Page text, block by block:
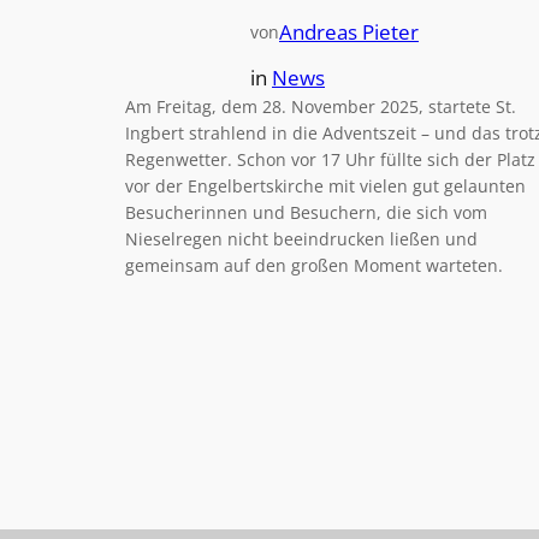
vonAndreas Pieter
in News
Am Freitag, dem 28. November 2025, startete St.
Ingbert strahlend in die Adventszeit – und das
Regenwetter. Schon vor 17 Uhr füllte sich der Platz
vor der Engelbertskirche mit vielen gut gelaunten
Besucherinnen und Besuchern, die sich vom
Nieselregen nicht beeindrucken ließen und
gemeinsam auf den großen Moment warteten.